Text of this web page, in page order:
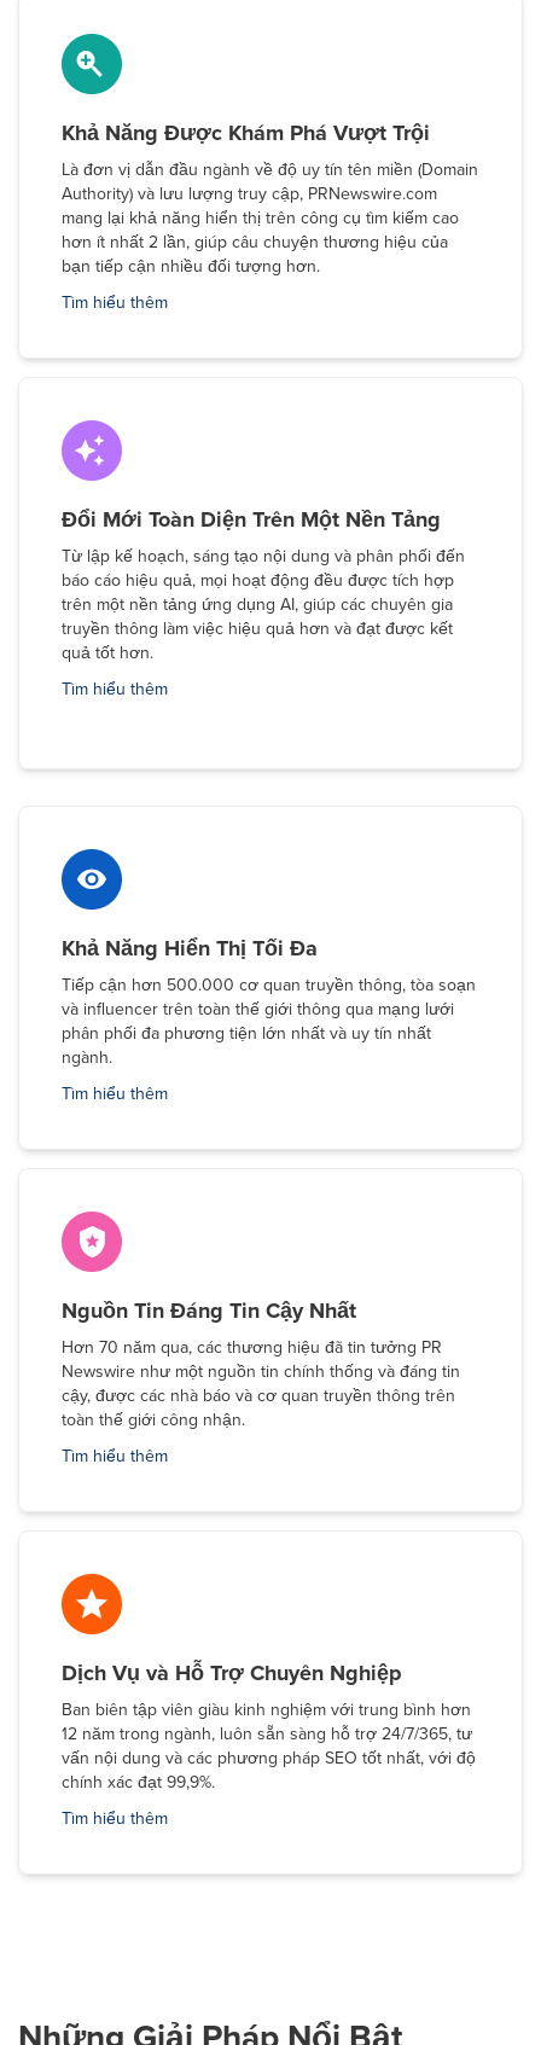
Khả Năng Được Khám Phá Vượt Trội
Là đơn vị dẫn đầu ngành về độ uy tín tên miền (Domain
Authority) và lưu lượng truy cập, PRNewswire.com
mang lại khả năng hiển thị trên công cụ tìm kiếm cao
hơn ít nhất 2 lần, giúp câu chuyện thương hiệu của
bạn tiếp cận nhiều đối tượng hơn.
Tìm hiểu thêm
Đổi Mới Toàn Diện Trên Một Nền Tảng
Từ lập kế hoạch, sáng tạo nội dung và phân phối đến
báo cáo hiệu quả, mọi hoạt động đều được tích hợp
trên một nền tảng ứng dụng AI, giúp các chuyên gia
truyền thông làm việc hiệu quả hơn và đạt được kết
quả tốt hơn.
Tìm hiểu thêm
Khả Năng Hiển Thị Tối Đa
Tiếp cận hơn 500.000 cơ quan truyền thông, tòa soạn
và influencer trên toàn thế giới thông qua mạng lưới
phân phối đa phương tiện lớn nhất và uy tín nhất
ngành.
Tìm hiểu thêm
Nguồn Tin Đáng Tin Cậy Nhất
Hơn 70 năm qua, các thương hiệu đã tin tưởng PR
Newswire như một nguồn tin chính thống và đáng tin
cậy, được các nhà báo và cơ quan truyền thông trên
toàn thế giới công nhận.
Tìm hiểu thêm
Dịch Vụ và Hỗ Trợ Chuyên Nghiệp
Ban biên tập viên giàu kinh nghiệm với trung bình hơn
12 năm trong ngành, luôn sẵn sàng hỗ trợ 24/7/365, tư
vấn nội dung và các phương pháp SEO tốt nhất, với độ
chính xác đạt 99,9%.
Tìm hiểu thêm